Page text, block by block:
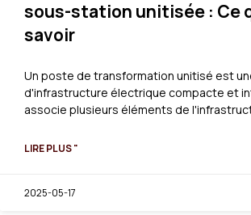
sous-station unitisée : Ce
savoir
Un poste de transformation unitisé est
d'infrastructure électrique compacte et
associe plusieurs éléments de
LIRE PLUS "
2025-05-17